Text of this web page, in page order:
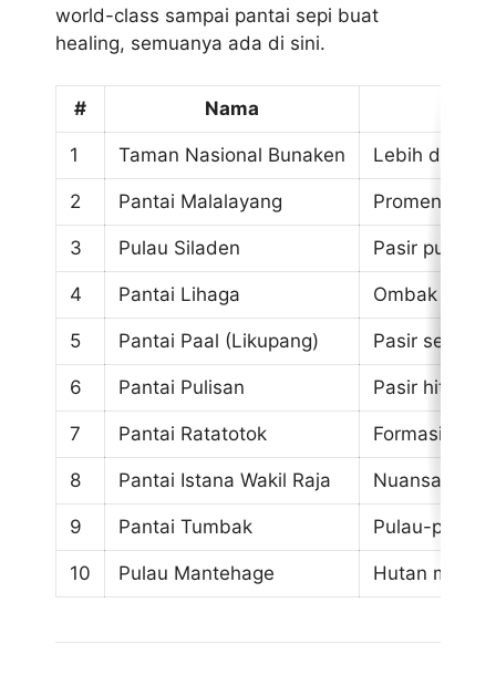
world-class sampai pantai sepi buat
healing, semuanya ada di sini.
# Nama
1 Taman Nasional Bunaken Lebih dari
2 Pantai Malalayang Promenade
3 Pulau Siladen Pasir putih,
4 Pantai Lihaga Ombak
5 Pantai Paal (Likupang) Pasir
6 Pantai Pulisan Pasir hitam
7 Pantai Ratatotok Formasi
8 Pantai Istana Wakil Raja Nuansa
9 Pantai Tumbak Pulau-pulau
10 Pulau Mantehage Hutan